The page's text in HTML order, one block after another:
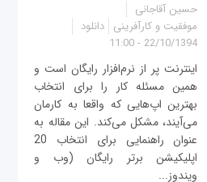
حسین آقاجانی
موفقیت و کارآفرینی دانلود
22/10/1394 - 11:00
اینترنت پر از نرم‌افزار رایگان است و
همین مسئله کار را برای انتخاب
بهترین اپ‌هایی که واقعا به کارمان
می‌آیند، مشکل می‌کند. این مقاله به
عنوان راهنمایی برای انتخاب 20
اپلیکیشن برتر رایگان (وب و
ویندوز...